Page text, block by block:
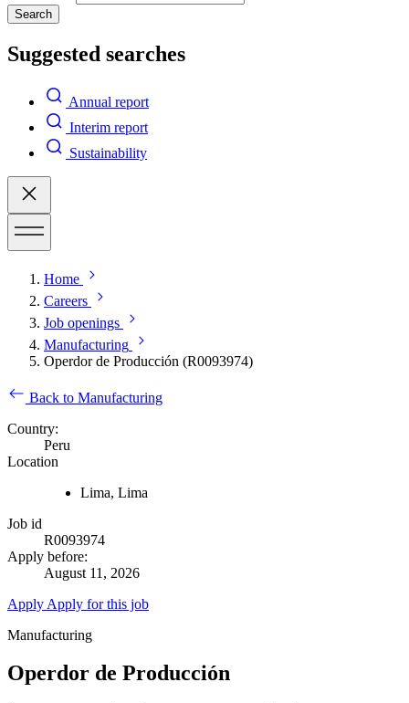
Search
Suggested searches
Annual report
Interim report
Sustainability
Home
Careers
Job openings
Manufacturing
Operdor de Producción (R0093974)
Back to Manufacturing
Country:
Peru
Location
Lima, Lima
Job id
R0093974
Apply before:
August 11, 2026
Apply Apply for this job
Manufacturing
Operdor de Producción